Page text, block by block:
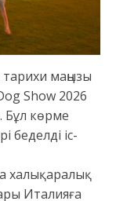
маңызы
Show 2026
Бұл көрме
беделді іс-
халықаралық
Италияға